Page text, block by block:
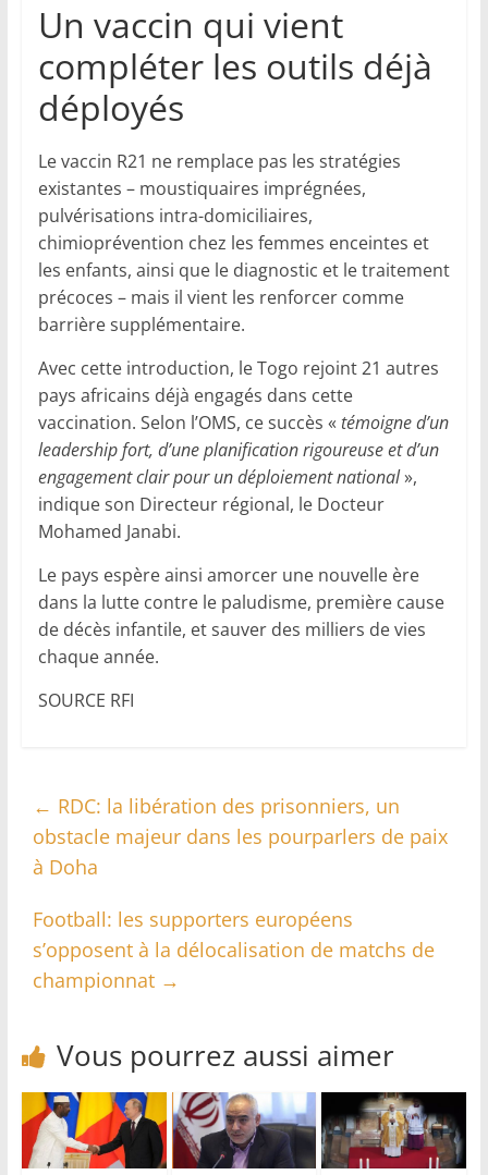
Un vaccin qui vient
compléter les outils déjà
déployés
Le vaccin R21 ne remplace pas les stratégies
existantes – moustiquaires imprégnées,
pulvérisations intra-domiciliaires,
chimioprévention chez les femmes enceintes et
les enfants, ainsi que le diagnostic et le traitement
précoces – mais il vient les renforcer comme
barrière supplémentaire.
Avec cette introduction, le Togo rejoint 21 autres
pays africains déjà engagés dans cette
vaccination. Selon l’OMS, ce succès « témoigne d’un
leadership fort, d’une planification rigoureuse et d’un
engagement clair pour un déploiement national»,
indique son Directeur régional, le Docteur
Mohamed Janabi.
Le pays espère ainsi amorcer une nouvelle ère
dans la lutte contre le paludisme, première cause
de décès infantile, et sauver des milliers de vies
chaque année.
SOURCE RFI
← RDC: la libération des prisonniers, un
obstacle majeur dans les pourparlers de paix
à Doha
Football: les supporters européens
s’opposent à la délocalisation de matchs de
championnat →
Vous pourrez aussi aimer